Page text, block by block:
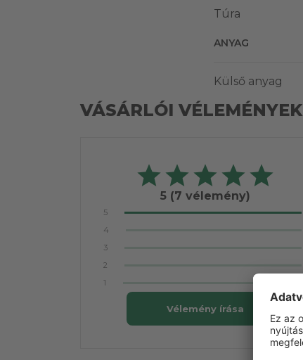
Túra
ANYAG
Külső anyag
VÁSÁRLÓI VÉLEMÉNYEK
5 (7 vélemény)
5
4
3
2
1
Vélemény írása